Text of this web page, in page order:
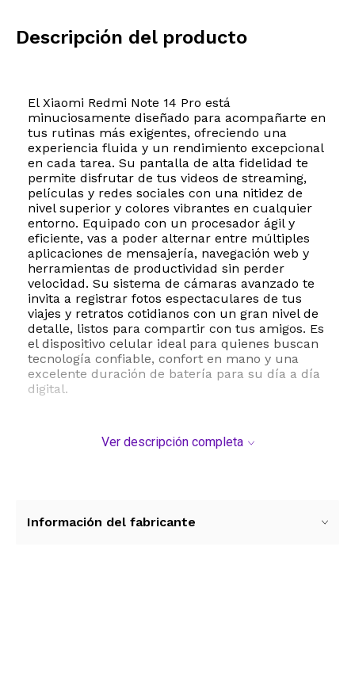
Modelo y origen
Descripción del producto
El Xiaomi Redmi Note 14 Pro está
minuciosamente diseñado para acompañarte en
tus rutinas más exigentes, ofreciendo una
experiencia fluida y un rendimiento excepcional
en cada tarea. Su pantalla de alta fidelidad te
permite disfrutar de tus videos de streaming,
películas y redes sociales con una nitidez de
nivel superior y colores vibrantes en cualquier
entorno. Equipado con un procesador ágil y
eficiente, vas a poder alternar entre múltiples
aplicaciones de mensajería, navegación web y
herramientas de productividad sin perder
velocidad. Su sistema de cámaras avanzado te
invita a registrar fotos espectaculares de tus
viajes y retratos cotidianos con un gran nivel de
detalle, listos para compartir con tus amigos. Es
el dispositivo celular ideal para quienes buscan
tecnología confiable, confort en mano y una
excelente duración de batería para su día a día
digital.
Ver descripción completa
Información del fabricante